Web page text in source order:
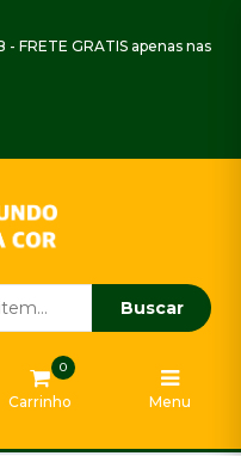
FRETE GRATIS apenas nas
Buscar
Carrinho
0
Menu